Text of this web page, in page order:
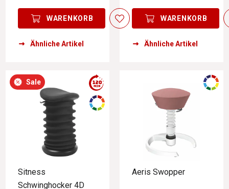
WARENKORB
Ähnliche Artikel
WARENKORB
Ähnliche Artikel
Sale
Sitness
Schwinghocker 4D
Aeris Swopper